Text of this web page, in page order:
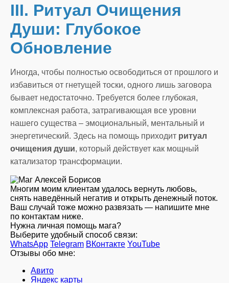
III. Ритуал Очищения
Души: Глубокое
Обновление
Иногда, чтобы полностью освободиться от прошлого и
избавиться от гнетущей тоски, одного лишь заговора
бывает недостаточно. Требуется более глубокая,
комплексная работа, затрагивающая все уровни
нашего существа – эмоциональный, ментальный и
энергетический. Здесь на помощь приходит ритуал
очищения души, который действует как мощный
катализатор трансформации.
Многим моим клиентам удалось вернуть любовь,
снять наведённый негатив и открыть денежный поток.
Ваш случай тоже можно развязать — напишите мне
по контактам ниже.
Нужна личная помощь мага?
Выберите удобный способ связи:
WhatsApp Telegram ВКонтакте YouTube
Отзывы обо мне:
Авито
Яндекс карты